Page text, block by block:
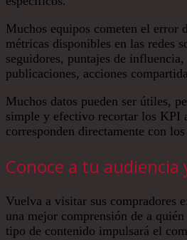
Muchos equipos cometen el error
métricas disponibles en las redes
seguidores, puntajes de influencia,
publicaciones, acciones
Muchos datos pueden ser útiles,
simple y efectivo recortar los KPI
corresponden directamente con
Conoce a tu
Vuelva a visitar sus compradores
una mejor comprensión de a
tipo de contenido impulsará el